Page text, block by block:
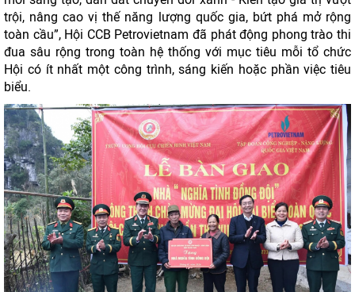
trội, nâng cao vị thế năng lượng quốc gia, bứt phá mở rộng
toàn cầu”, Hội CCB Petrovietnam đã phát động phong trào thi
đua sâu rộng trong toàn hệ thống với mục tiêu mỗi tổ chức
Hội có ít nhất một công trình, sáng kiến hoặc phần việc tiêu
biểu.